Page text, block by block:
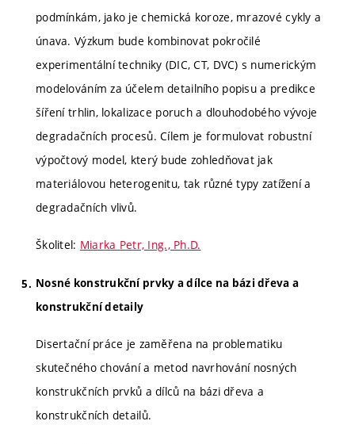
podmínkám, jako je chemická koroze, mrazové cykly a
únava. Výzkum bude kombinovat pokročilé
experimentální techniky (DIC, CT, DVC) s numerickým
modelováním za účelem detailního popisu a predikce
šíření trhlin, lokalizace poruch a dlouhodobého vývoje
degradačních procesů. Cílem je formulovat robustní
výpočtový model, který bude zohledňovat jak
materiálovou heterogenitu, tak různé typy zatížení a
degradačních vlivů.
Školitel: Miarka Petr, Ing., Ph.D.
Nosné konstrukční prvky a dílce na bázi dřeva a
konstrukční detaily
Disertační práce je zaměřena na problematiku
skutečného chování a metod navrhování nosných
konstrukčních prvků a dílců na bázi dřeva a
konstrukčních detailů.